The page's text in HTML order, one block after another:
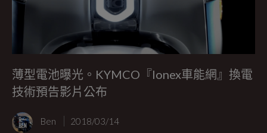
薄型電池曝光。KYMCO『Ionex車能網』換電
技術預告影片公布
Ben 2018/03/14